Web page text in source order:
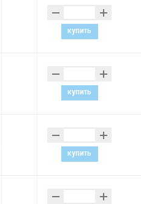
– +
купить
– +
купить
– +
купить
– +